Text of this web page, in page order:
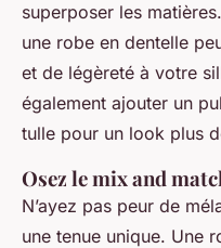
superposer les
une robe en dentelle
et de légèreté à votre
également ajouter un
tulle pour un look plus
Osez le mix and
N’ayez pas peur de
une tenue unique. Une